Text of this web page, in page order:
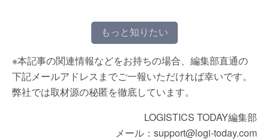
もっと知りたい
※本記事の関連情報などをお持ちの場合、編集部直通の
下記メールアドレスまでご一報いただければ幸いです。
弊社では取材源の秘匿を徹底しています。
LOGISTICS TODAY編集部
メール：support@logi-today.com